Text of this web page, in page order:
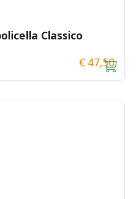
Classico
€ 47,50